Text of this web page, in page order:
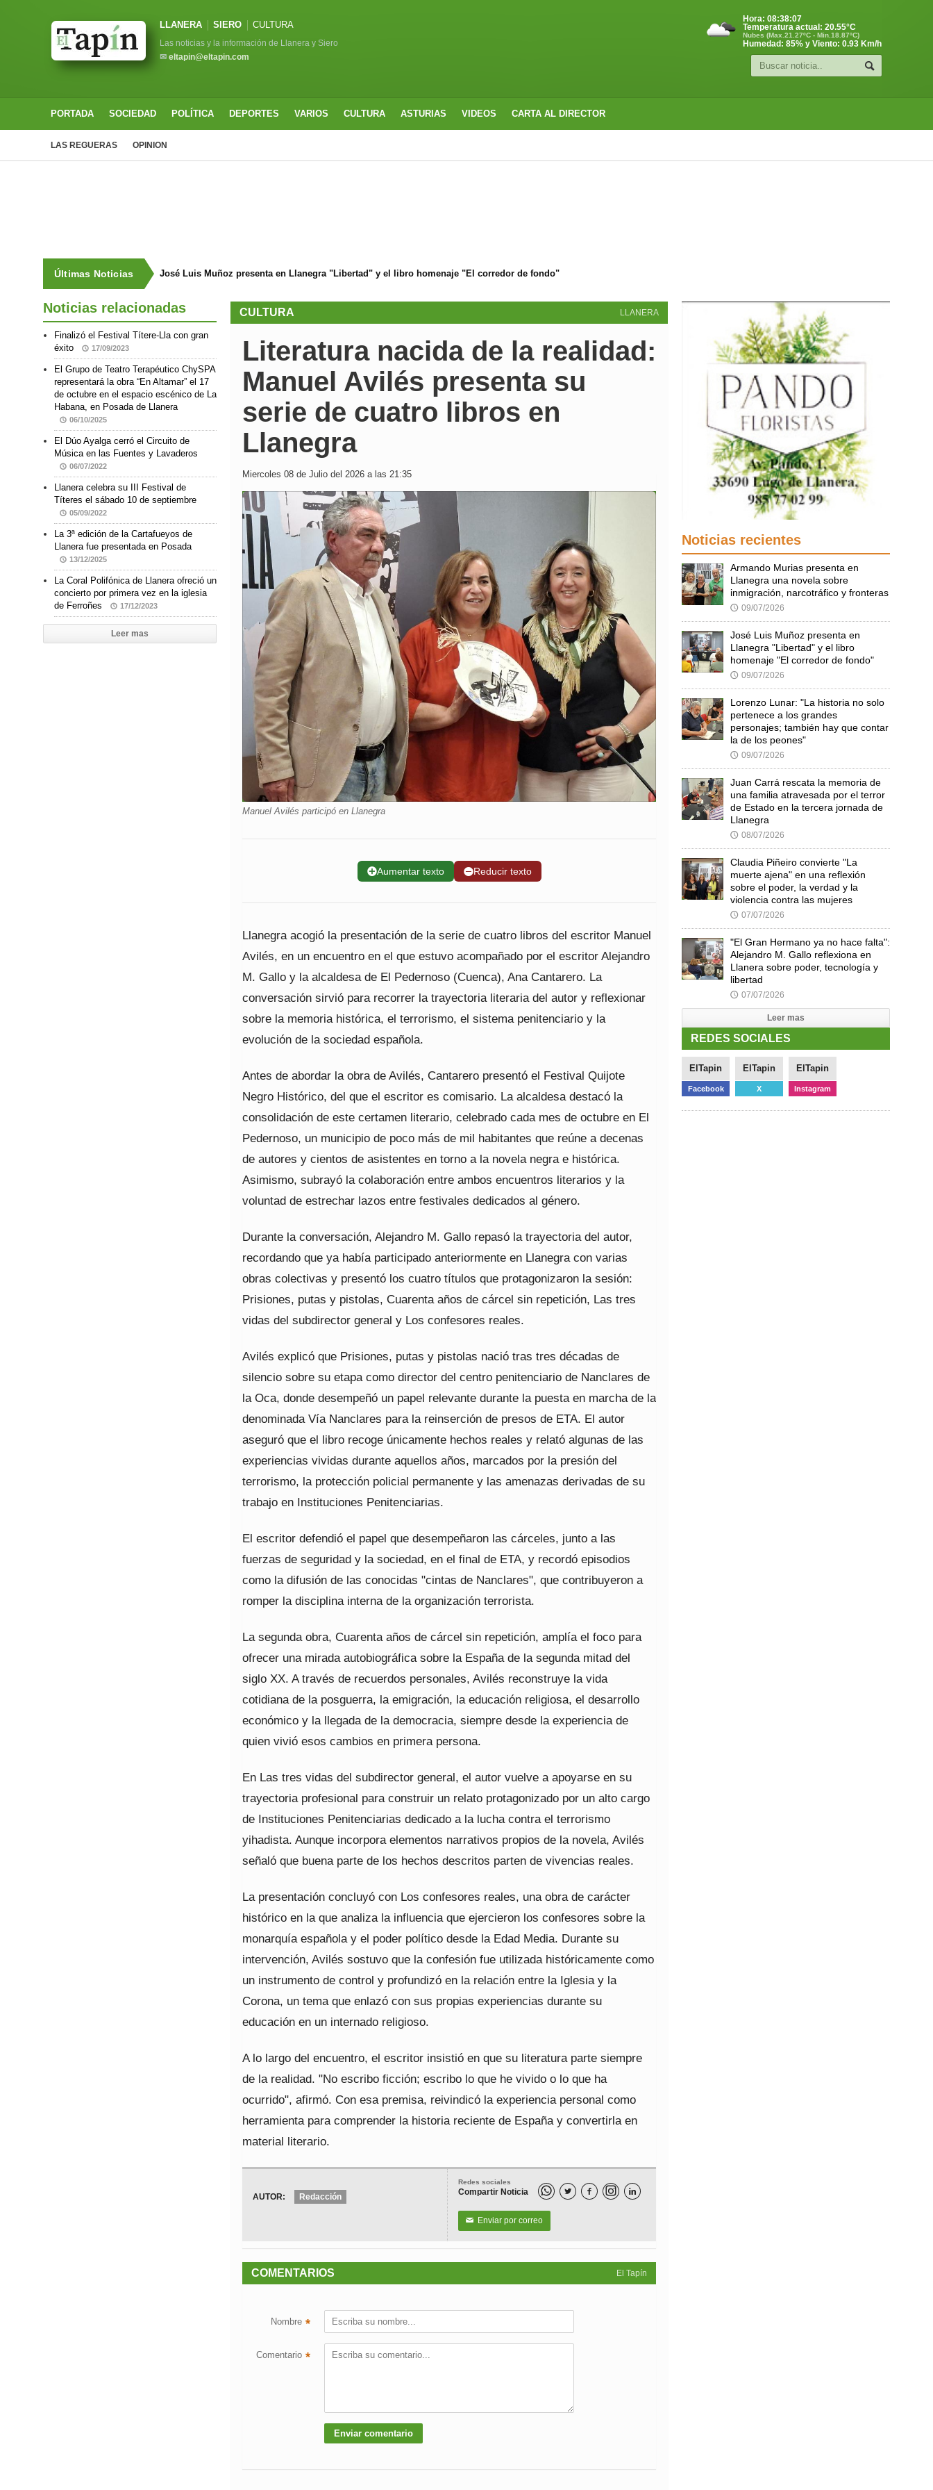
LLANERA SIERO CULTURA
Las noticias y la información de Llanera y Siero
✉ eltapin@eltapin.com
Hora: 08:38:08
Temperatura actual: 20.55°C
Nubes (Max.21.27ºC - Min.18.87ºC)
Humedad: 85% y Viento: 0.93 Km/h
PORTADA SOCIEDAD POLÍTICA DEPORTES VARIOS CULTURA ASTURIAS VIDEOS CARTA AL DIRECTOR
LAS REGUERAS OPINION
Últimas Noticias José Luis Muñoz presenta en Llanegra "Libertad" y el libro homenaje "El corredor de fondo"
LLANERA
CULTURA
Literatura nacida de la realidad:
Manuel Avilés presenta su
serie de cuatro libros en
Llanegra
Miercoles 08 de Julio del 2026 a las 21:35
Manuel Avilés participó en Llanegra
➕Aumentar texto ➖Reducir texto
Llanegra acogió la presentación de la serie de cuatro libros del escritor Manuel
Avilés, en un encuentro en el que estuvo acompañado por el escritor Alejandro
M. Gallo y la alcaldesa de El Pedernoso (Cuenca), Ana Cantarero. La
conversación sirvió para recorrer la trayectoria literaria del autor y reflexionar
sobre la memoria histórica, el terrorismo, el sistema penitenciario y la
evolución de la sociedad española.
Antes de abordar la obra de Avilés, Cantarero presentó el Festival Quijote
Negro Histórico, del que el escritor es comisario. La alcaldesa destacó la
consolidación de este certamen literario, celebrado cada mes de octubre en El
Pedernoso, un municipio de poco más de mil habitantes que reúne a decenas
de autores y cientos de asistentes en torno a la novela negra e histórica.
Asimismo, subrayó la colaboración entre ambos encuentros literarios y la
voluntad de estrechar lazos entre festivales dedicados al género.
Durante la conversación, Alejandro M. Gallo repasó la trayectoria del autor,
recordando que ya había participado anteriormente en Llanegra con varias
obras colectivas y presentó los cuatro títulos que protagonizaron la sesión:
Prisiones, putas y pistolas, Cuarenta años de cárcel sin repetición, Las tres
vidas del subdirector general y Los confesores reales.
Avilés explicó que Prisiones, putas y pistolas nació tras tres décadas de
silencio sobre su etapa como director del centro penitenciario de Nanclares de
la Oca, donde desempeñó un papel relevante durante la puesta en marcha de la
denominada Vía Nanclares para la reinserción de presos de ETA. El autor
aseguró que el libro recoge únicamente hechos reales y relató algunas de las
experiencias vividas durante aquellos años, marcados por la presión del
terrorismo, la protección policial permanente y las amenazas derivadas de su
trabajo en Instituciones Penitenciarias.
El escritor defendió el papel que desempeñaron las cárceles, junto a las
fuerzas de seguridad y la sociedad, en el final de ETA, y recordó episodios
como la difusión de las conocidas "cintas de Nanclares", que contribuyeron a
romper la disciplina interna de la organización terrorista.
La segunda obra, Cuarenta años de cárcel sin repetición, amplía el foco para
ofrecer una mirada autobiográfica sobre la España de la segunda mitad del
siglo XX. A través de recuerdos personales, Avilés reconstruye la vida
cotidiana de la posguerra, la emigración, la educación religiosa, el desarrollo
económico y la llegada de la democracia, siempre desde la experiencia de
quien vivió esos cambios en primera persona.
En Las tres vidas del subdirector general, el autor vuelve a apoyarse en su
trayectoria profesional para construir un relato protagonizado por un alto cargo
de Instituciones Penitenciarias dedicado a la lucha contra el terrorismo
yihadista. Aunque incorpora elementos narrativos propios de la novela, Avilés
señaló que buena parte de los hechos descritos parten de vivencias reales.
La presentación concluyó con Los confesores reales, una obra de carácter
histórico en la que analiza la influencia que ejercieron los confesores sobre la
monarquía española y el poder político desde la Edad Media. Durante su
intervención, Avilés sostuvo que la confesión fue utilizada históricamente como
un instrumento de control y profundizó en la relación entre la Iglesia y la
Corona, un tema que enlazó con sus propias experiencias durante su
educación en un internado religioso.
A lo largo del encuentro, el escritor insistió en que su literatura parte siempre
de la realidad. "No escribo ficción; escribo lo que he vivido o lo que ha
ocurrido", afirmó. Con esa premisa, reivindicó la experiencia personal como
herramienta para comprender la historia reciente de España y convertirla en
material literario.
Redes sociales
Compartir Noticia   
✉ Enviar por correo
AUTOR: Redacción
El Tapín
COMENTARIOS
Nombre *
Comentario *
Noticias relacionadas
Finalizó el Festival Títere-Lla con gran
éxito
17/09/2023
El Grupo de Teatro Terapéutico ChySPA
representará la obra “En Altamar” el 17
de octubre en el espacio escénico de La
Habana, en Posada de Llanera
06/10/2025
El Dúo Ayalga cerró el Circuito de
Música en las Fuentes y Lavaderos
06/07/2022
Llanera celebra su III Festival de
Títeres el sábado 10 de septiembre
05/09/2022
La 3ª edición de la Cartafueyos de
Llanera fue presentada en Posada
13/12/2025
La Coral Polifónica de Llanera ofreció un
concierto por primera vez en la iglesia
de Ferroñes
17/12/2023
Leer mas
Noticias recientes
Armando Murias presenta en
Llanegra una novela sobre
inmigración, narcotráfico y fronteras
🕔 09/07/2026
José Luis Muñoz presenta en
Llanegra "Libertad" y el libro
homenaje "El corredor de fondo"
🕔 09/07/2026
Lorenzo Lunar: "La historia no solo
pertenece a los grandes
personajes; también hay que contar
la de los peones"
🕔 09/07/2026
Juan Carrá rescata la memoria de
una familia atravesada por el terror
de Estado en la tercera jornada de
Llanegra
🕔 08/07/2026
Claudia Piñeiro convierte "La
muerte ajena" en una reflexión
sobre el poder, la verdad y la
violencia contra las mujeres
🕔 07/07/2026
"El Gran Hermano ya no hace falta":
Alejandro M. Gallo reflexiona en
Llanera sobre poder, tecnología y
libertad
🕔 07/07/2026
Leer mas
REDES SOCIALES
ElTapin
Facebook
ElTapin
X
ElTapin
Instagram